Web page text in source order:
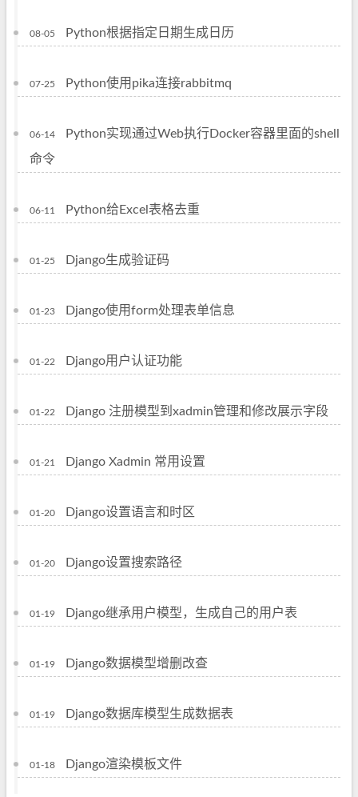
08-05 Python根据指定日期生成日历
07-25 Python使用pika连接rabbitmq
06-14
Python实现通过Web执行Docker容器里面的shell
命令
06-11 Python给Excel表格去重
01-25 Django生成验证码
01-23 Django使用form处理表单信息
01-22 Django用户认证功能
01-22 Django 注册模型到xadmin管理和修改展示字段
01-21 Django Xadmin 常用设置
01-20 Django设置语言和时区
01-20 Django设置搜索路径
01-19 Django继承用户模型，生成自己的用户表
01-19 Django数据模型增删改查
01-19 Django数据库模型生成数据表
01-18 Django渲染模板文件